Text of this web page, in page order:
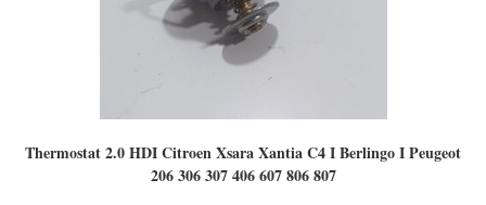
Thermostat 2.0 HDI Citroen Xsara Xantia C4 I Berlingo I Peugeot
206 306 307 406 607 806 807